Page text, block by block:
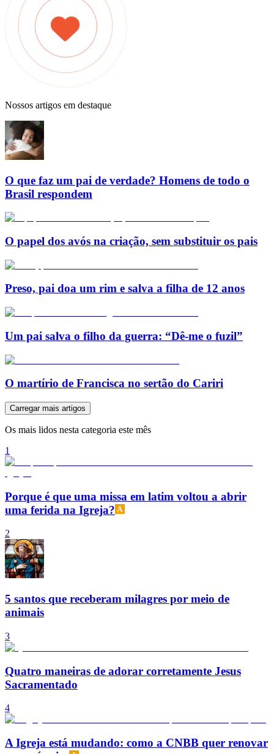
Nossos artigos em destaque
O que faz um pai de verdade? Homens de todo o
Brasil respondem
O papel dos avós na criação, sem substituir os pais
Preso, pai doa um rim e salva a filha de 12 anos
Um pai salva o filho da guerra: “Dê-me o fuzil”
O martírio de Francisca no sertão do Cariri
Carregar mais artigos
Os mais lidos nesta categoria este mês
1
Porque é que uma missa em latim voltou a abrir
uma ferida na Igreja?
2
5 santos que receberam milagres por meio de
animais
3
Quatro maneiras de adorar corretamente Jesus
Sacramentado
4
A Igreja está mudando: como a CNBB quer renovar